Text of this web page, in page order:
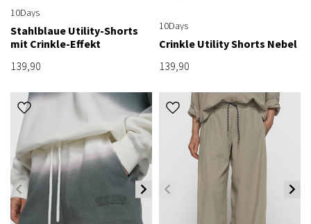
10Days
Stahlblaue Utility-Shorts
mit Crinkle-Effekt
139,90
10Days
Crinkle Utility Shorts Nebel
139,90